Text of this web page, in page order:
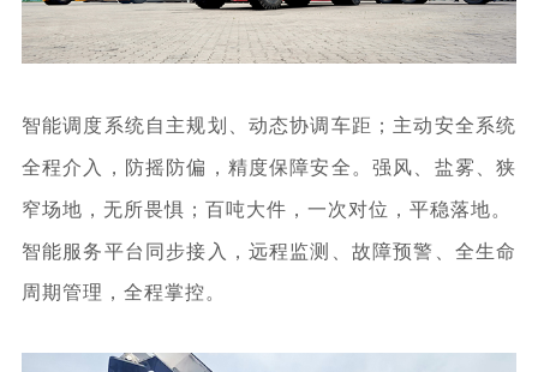
智能调度系统自主规划、动态协调车距；主动安全系统
全程介入，防摇防偏，精度保 障安全。强风、盐雾、狭
窄场地，无所畏惧；百吨大件，一次对位，平稳落地。
智能服务平台同步接入， 远程监测、故障预警、全生命
周期管理，全程掌控。